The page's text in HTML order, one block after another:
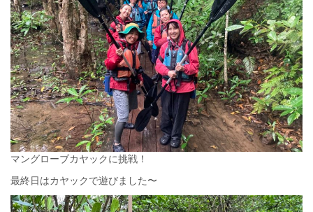
マングローブカヤックに挑戦！
最終日はカヤックで遊びました〜